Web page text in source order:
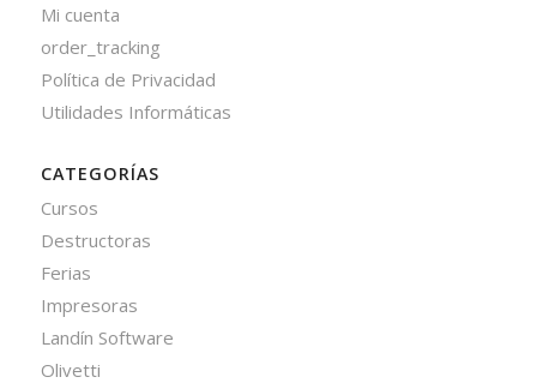
Mi cuenta
order_tracking
Política de Privacidad
Utilidades Informáticas
CATEGORÍAS
Cursos
Destructoras
Ferias
Impresoras
Landín Software
Olivetti